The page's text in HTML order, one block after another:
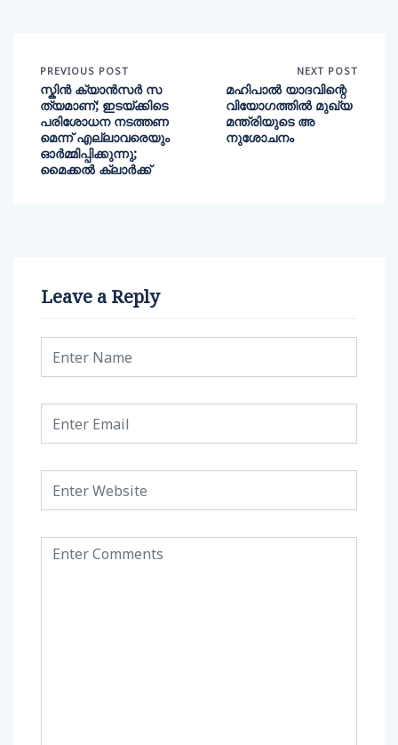
PREVIOUS POST
സ്കിൻ ക്യാൻസർ സ
ത്യമാണ്; ഇടയ്ക്കിടെ
പരിശോധന നടത്തണ
മെന്ന് എല്ലാവരെയും
ഓർമ്മിപ്പിക്കുന്നു;
മൈക്കൽ ക്ലാർക്ക്
NEXT POST
മഹിപാല്‍ യാദവിന്റെ
വിയോഗത്തില്‍ മുഖ്യ
മന്ത്രിയുടെ അ
നുശോചനം
Leave a Reply